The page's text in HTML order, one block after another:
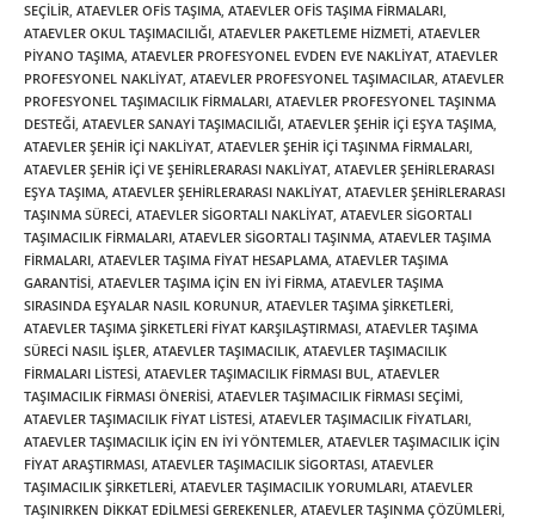
SEÇILIR, ATAEVLER OFIS TAŞIMA, ATAEVLER OFIS TAŞIMA FIRMALARI,
ATAEVLER OKUL TAŞIMACILIĞI, ATAEVLER PAKETLEME HIZMETI, ATAEVLER
PIYANO TAŞIMA, ATAEVLER PROFESYONEL EVDEN EVE NAKLIYAT, ATAEVLER
PROFESYONEL NAKLIYAT, ATAEVLER PROFESYONEL TAŞIMACILAR, ATAEVLER
PROFESYONEL TAŞIMACILIK FIRMALARI, ATAEVLER PROFESYONEL TAŞINMA
DESTEĞI, ATAEVLER SANAYI TAŞIMACILIĞI, ATAEVLER ŞEHIR IÇI EŞYA TAŞIMA,
ATAEVLER ŞEHIR IÇI NAKLIYAT, ATAEVLER ŞEHIR IÇI TAŞINMA FIRMALARI,
ATAEVLER ŞEHIR IÇI VE ŞEHIRLERARASI NAKLIYAT, ATAEVLER ŞEHIRLERARASI
EŞYA TAŞIMA, ATAEVLER ŞEHIRLERARASI NAKLIYAT, ATAEVLER ŞEHIRLERARASI
TAŞINMA SÜRECI, ATAEVLER SIGORTALI NAKLIYAT, ATAEVLER SIGORTALI
TAŞIMACILIK FIRMALARI, ATAEVLER SIGORTALI TAŞINMA, ATAEVLER TAŞIMA
FIRMALARI, ATAEVLER TAŞIMA FIYAT HESAPLAMA, ATAEVLER TAŞIMA
GARANTISI, ATAEVLER TAŞIMA IÇIN EN IYI FIRMA, ATAEVLER TAŞIMA
SIRASINDA EŞYALAR NASIL KORUNUR, ATAEVLER TAŞIMA ŞIRKETLERI,
ATAEVLER TAŞIMA ŞIRKETLERI FIYAT KARŞILAŞTIRMASI, ATAEVLER TAŞIMA
SÜRECI NASIL IŞLER, ATAEVLER TAŞIMACILIK, ATAEVLER TAŞIMACILIK
FIRMALARI LISTESI, ATAEVLER TAŞIMACILIK FIRMASI BUL, ATAEVLER
TAŞIMACILIK FIRMASI ÖNERISI, ATAEVLER TAŞIMACILIK FIRMASI SEÇIMI,
ATAEVLER TAŞIMACILIK FIYAT LISTESI, ATAEVLER TAŞIMACILIK FIYATLARI,
ATAEVLER TAŞIMACILIK IÇIN EN IYI YÖNTEMLER, ATAEVLER TAŞIMACILIK IÇIN
FIYAT ARAŞTIRMASI, ATAEVLER TAŞIMACILIK SIGORTASI, ATAEVLER
TAŞIMACILIK ŞIRKETLERI, ATAEVLER TAŞIMACILIK YORUMLARI, ATAEVLER
TAŞINIRKEN DIKKAT EDILMESI GEREKENLER, ATAEVLER TAŞINMA ÇÖZÜMLERI,